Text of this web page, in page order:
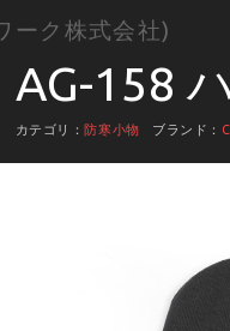
ーク株式会社)
AG-158
カテゴリ：防寒小物 ブランド：